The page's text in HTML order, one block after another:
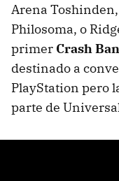
Arena
Philosoma, o
primer Crash
destinado a
PlayStation pero
parte de